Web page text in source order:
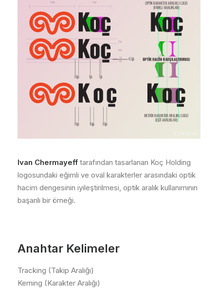
Ivan Chermayeff tarafından tasarlanan Koç Holding
logosundaki eğimli ve oval karakterler arasındaki optik
hacim dengesinin iyileştirilmesi, optik aralık kullanımının
başarılı bir örneği.
Anahtar Kelimeler
Tracking (Takip Aralığı)
Kerning (Karakter Aralığı)